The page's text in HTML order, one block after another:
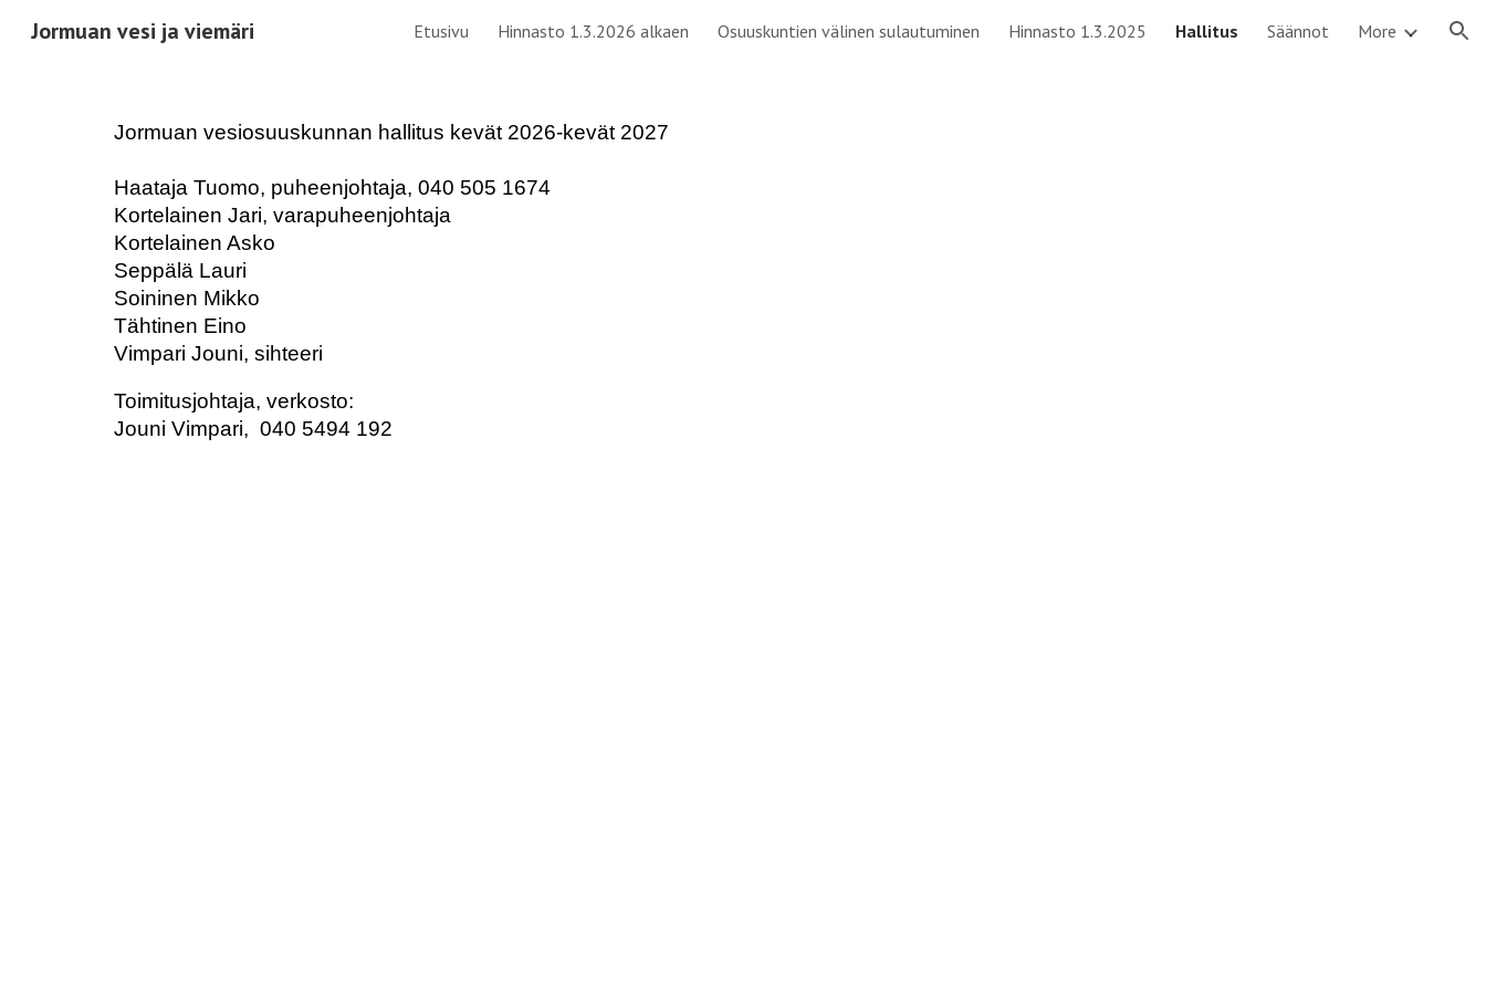
Skip to main content Skip to navigation
Jormuan vesi ja viemäri Etusivu Hinnasto 1.3.2026 alkaen Osuuskuntien välinen sulautuminen Hinnasto 1.3.2025 Hallitus Säännot More
Jormuan vesiosuuskunnan hallitus kevät 2026-kevät 2027
Haataja Tuomo, puheenjohtaja, 040 505 1674
Kortelainen Jari, varapuheenjohtaja
Kortelainen Asko
Seppälä Lauri
Soininen Mikko
Tähtinen Eino
Vimpari Jouni, sihteeri
Toimitusjohtaja, verkosto:
Jouni Vimpari, 040 5494 192